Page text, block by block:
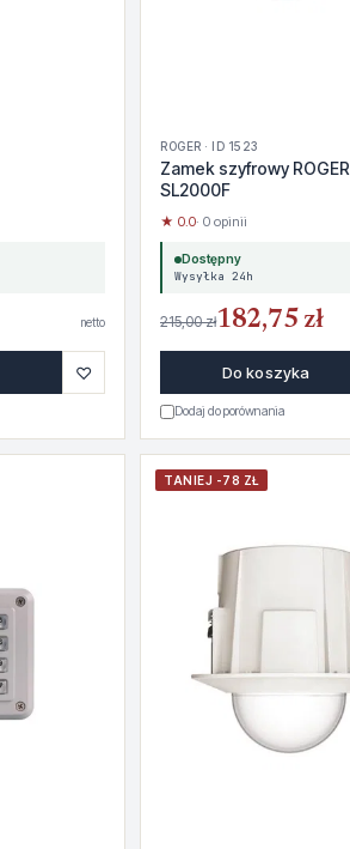
netto
♡
ROGER · ID 1523
Zamek szyfrowy ROGER
SL2000F
★ 0.0· 0 opinii
Dostępny
Wysyłka 24h
215,00 zł182,75 zł
Do koszyka
Dodaj do porównania
TANIEJ -78 ZŁ